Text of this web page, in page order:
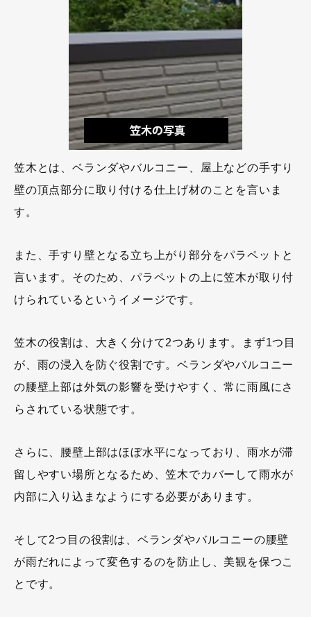
笠木とは、ベランダやバルコニー、屋上などの手すり
壁の頂点部分に取り付ける仕上げ材のことを言いま
す。
また、手すり壁となる立ち上がり部分をパラペットと
言います。そのため、パラペットの上に笠木が取り付
けられているというイメージです。
笠木の役割は、大きく分けて2つあります。まず1つ目
が、雨の浸入を防ぐ役割です。ベランダやバルコニー
の腰壁上部は外気の影響を受けやすく、常に雨風にさ
らされている状態です。
さらに、腰壁上部はほぼ水平になっており、雨水が滞
留しやすい場所となるため、笠木でカバーして雨水が
内部に入り込まなようにする必要があります。
そして2つ目の役割は、ベランダやバルコニーの腰壁
が雨だれによって変色するのを防止し、美観を保つこ
とです。